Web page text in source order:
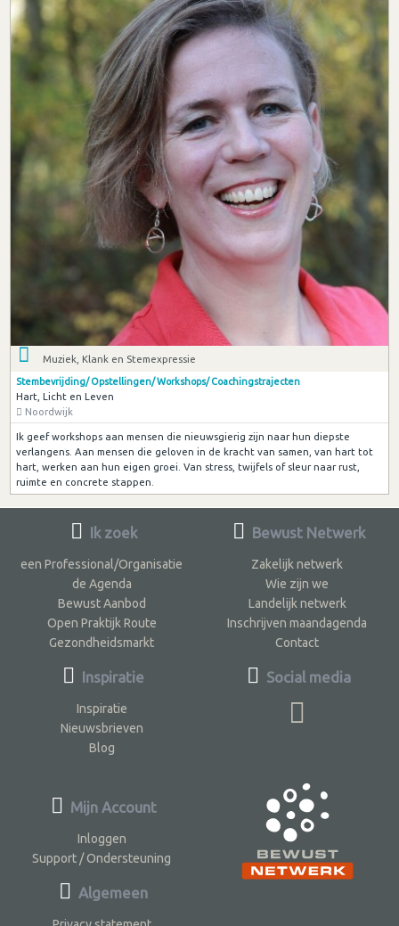
Muziek, Klank en Stemexpressie
Stembevrijding/ Opstellingen/ Workshops/ Coachingstrajecten
Hart, Licht en Leven
Noordwijk
Ik geef workshops aan mensen die nieuwsgierig zijn naar hun diepste
verlangens. Aan mensen die geloven in de kracht van samen, van hart tot
hart, werken aan hun eigen groei. Van stress, twijfels of sleur naar rust,
ruimte en concrete stappen.
Ik zoek
een Professional/Organisatie
de Agenda
Bewust Aanbod
Open Praktijk Route
Gezondheidsmarkt
Inspiratie
Inspiratie
Nieuwsbrieven
Blog
Bewust Netwerk
Zakelijk netwerk
Wie zijn we
Landelijk netwerk
Inschrijven maandagenda
Contact
Social media
Mijn Account
Inloggen
Support / Ondersteuning
Algemeen